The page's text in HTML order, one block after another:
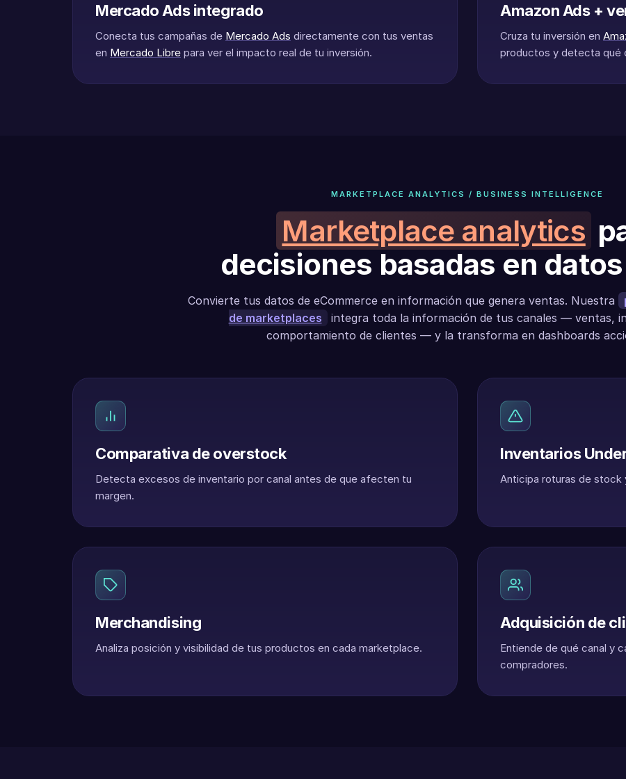
Mercado Ads integrado
Conecta tus campañas de Mercado Ads directamente con tus ventas
en Mercado Libre para ver el impacto real de tu inversión.
Amazon Ads +
Cruza tu inversión en
productos y detecta qué
MARKETPLACE ANALYTICS / BUSINESS INTELLIGENCE
Marketplace analytics
decisiones basadas en
Convierte tus datos de eCommerce en información que genera ventas. Nuestra
de marketplaces
integra toda la información de tus canales — ventas,
comportamiento de clientes — y la transforma en dashboards
Comparativa de overstock
Detecta excesos de inventario por canal antes de que afecten tu
margen.
Inventarios
Anticipa roturas de
Merchandising
Analiza posición y visibilidad de tus productos en cada marketplace.
Adquisición de
Entiende de qué canal y
compradores.